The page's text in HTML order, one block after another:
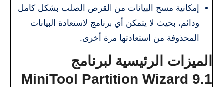
إمكانية مسح البيانات من القرص الصلب بشكل كامل
ودائم، بحيث لا يتمكن أي برنامج لاستعادة البيانات
المحذوفة من استعادتها مرة أخرى.
الميزات الرئيسية لبرنامج
MiniTool Partition Wizard 9.1